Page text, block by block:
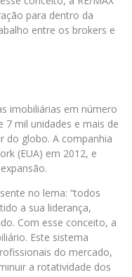
para dentro da
entre os brokers e
imobiliárias em número
mil unidades e mais de
do globo. A companhia
(EUA) em 2012, e
no lema: “todos
a sua liderança,
Com esse conceito, a
Este sistema
do mercado,
a rotatividade dos